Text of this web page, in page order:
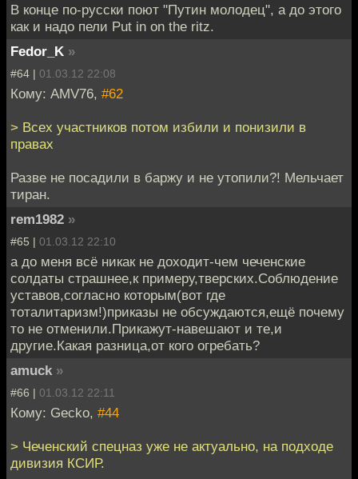
В конце по-русски поют "Путин молодец", а до этого
как и надо пели Put in on the ritz.
Fedor_K »
#64 | 01.03.12 22:08
Кому: AMV76, #62
> Всех участников потом избили и понизили в
правах
Разве не посадили в баржу и не утопили?! Мельчает
тиран.
rem1982 »
#65 | 01.03.12 22:10
а до меня всё никак не доходит-чем чеченские
солдаты страшнее,к примеру,тверских.Соблюдение
уставов,согласно которым(вот где
тоталитаризм!)приказы не обсуждаются,ещё почему
то не отменили.Прикажут-навешают и те,и
другие.Какая разница,от кого огребать?
amuck »
#66 | 01.03.12 22:11
Кому: Gecko, #44
> Чеченский спецназ уже не актуально, на подходе
дивизия КСИР.